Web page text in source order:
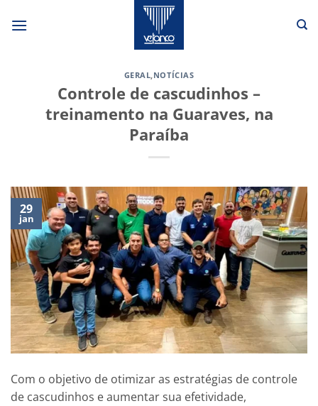
GERAL,NOTÍCIAS
Controle de cascudinhos –
treinamento na Guaraves, na
Paraíba
29
jan
Com o objetivo de otimizar as estratégias de controle
de cascudinhos e aumentar sua efetividade,